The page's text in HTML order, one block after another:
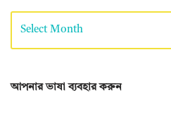
আপনার ভাষা ব্যবহার করুন